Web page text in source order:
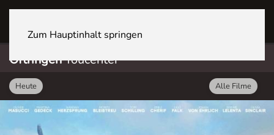
Zum Hauptinhalt springen
OftringenYoucenter
Heute Alle Filme